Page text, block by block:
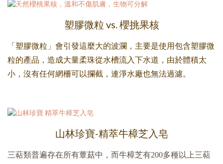
塑膠微粒 vs. 櫻挑果核
「塑膠微粒」會引發這麼大的波瀾，主要是使用包含塑膠微
粒的產品，造成大量柔珠從水槽流入下水道，由於體積太
小，沒有任何網柵可以攔截，連淨水廠也無法過濾。
山林珍寶-精萃牛樟芝入皂
三萜類普遍存在所有蕈菇中，而牛樟芝有200多種以上三萜